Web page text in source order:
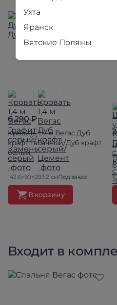
6 290 ₽
Кровать 1,4 м Вегас Дуб
крафт табачный/Дуб крафт
белый
143.6×90×203.2 смПод заказ
В корзину
Входит в
Ухта
Яранск
Вятские Поляны